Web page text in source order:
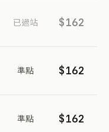
已過站 $162
準點 $162
準點 $162